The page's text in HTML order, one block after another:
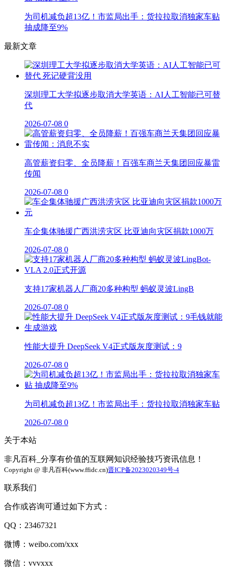
为司机减负超13亿！市监局出手：货拉拉取消独家车贴
抽成降至9%
最新文章
深圳理工大学拟逐步取消大学英语：AI人工智能已可替
代
2026-07-08 0
高管薪资归零、全员降薪！百强车商兰天集团回应暴雷
传闻
2026-07-08 0
车企集体驰援广西洪涝灾区 比亚迪向灾区捐款1000万
2026-07-08 0
支持17家机器人厂商20多种构型 蚂蚁灵波LingB
2026-07-08 0
性能大提升 DeepSeek V4正式版灰度测试：9
2026-07-08 0
为司机减负超13亿！市监局出手：货拉拉取消独家车贴
2026-07-08 0
关于本站
非凡百科_分享有价值的互联网知识经验技巧资讯信息！
Copyright @ 非凡百科(www.ffidc.cn)晋ICP备2023020349号-4
联系我们
合作或咨询可通过如下方式：
QQ：23467321
微博：weibo.com/xxx
微信：vvvxxx